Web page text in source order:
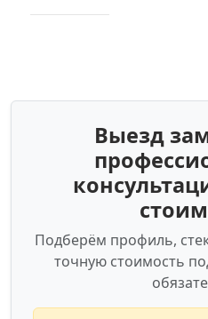
Выезд
Подберём профиль,
точную стоимость